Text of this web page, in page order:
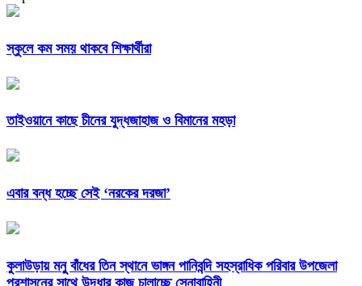
স্কুলে কম সময় থাকবে শিক্ষার্থীরা
তাইওয়ানে কাছে চীনের যুদ্ধজাহাজ ও বিমানের মহড়া
এবার বন্ধ হচ্ছে সেই ‘নরকের দরজা’
কুলাউড়ায় মনুু বাঁধের তিন স্থানে ভাঙ্গন পানিবন্দি সহস্রাধিক পরিবার উপজেলা